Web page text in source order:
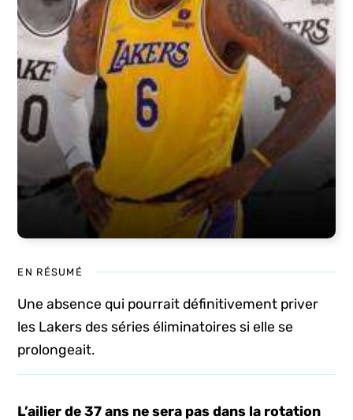
EN RÉSUMÉ
Une absence qui pourrait définitivement priver
les Lakers des séries éliminatoires si elle se
prolongeait.
L’ailier de 37 ans ne sera pas dans la rotation